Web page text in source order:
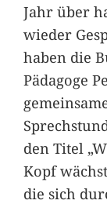
Jahr über
wieder
haben die
Pädagoge
den Titel
Kopf
die sich